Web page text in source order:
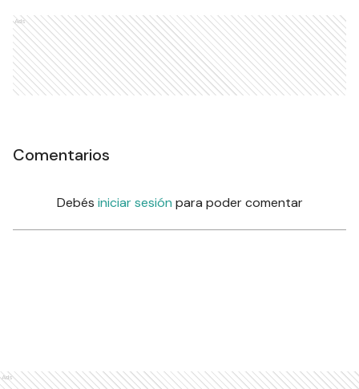
Ads
Comentarios
Debés iniciar sesión para poder comentar
Ads